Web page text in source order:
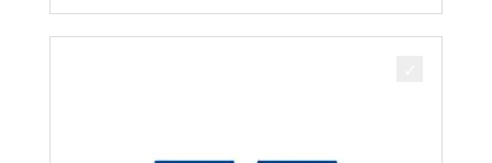
was:
€ 24,95.
is:
€ 22,46.